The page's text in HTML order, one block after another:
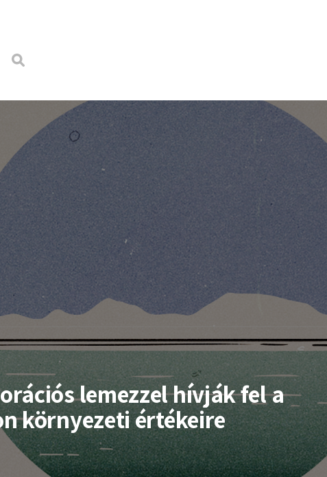
lemezzel hívják fel a
környezeti értékeire